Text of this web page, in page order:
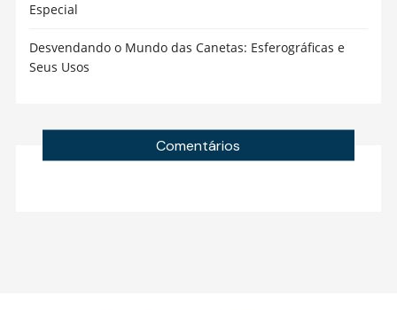
Especial
Desvendando o Mundo das Canetas: Esferográficas e
Seus Usos
Comentários